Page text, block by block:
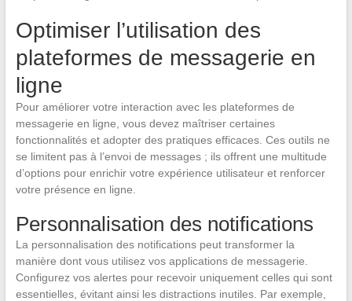
Optimiser l’utilisation des
plateformes de messagerie en
ligne
Pour améliorer votre interaction avec les plateformes de
messagerie en ligne, vous devez maîtriser certaines
fonctionnalités et adopter des pratiques efficaces. Ces outils ne
se limitent pas à l’envoi de messages ; ils offrent une multitude
d’options pour enrichir votre expérience utilisateur et renforcer
votre présence en ligne.
Personnalisation des notifications
La personnalisation des notifications peut transformer la
manière dont vous utilisez vos applications de messagerie.
Configurez vos alertes pour recevoir uniquement celles qui sont
essentielles, évitant ainsi les distractions inutiles. Par exemple,